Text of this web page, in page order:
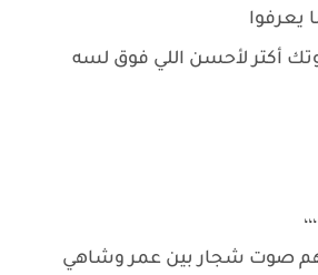
يعرفوا
أكتر لأحسن اللي فوق لسه
صوت شجار بين عمر وشاهي